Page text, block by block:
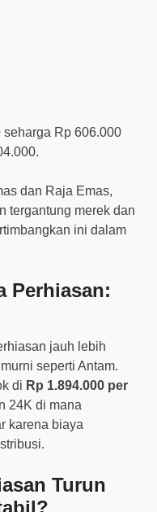
seharga Rp 606.000
dan Raja Emas,
tergantung merek dan
ini dalam
Perhiasan:
jauh lebih
seperti Antam.
di Rp 1.894.000 per
24K di mana
karena biaya
Turun